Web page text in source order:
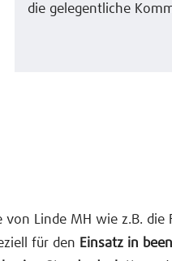
die gelegentliche
von Linde MH wie z.B. die
für den Einsatz in